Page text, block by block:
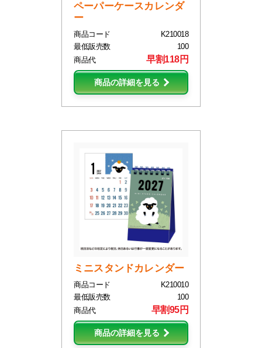
ペーパーケースカレンダ
ー
商品コード
K210018
最低販売数
100
商品代
早割118円
商品の詳細を見る
ミニスタンドカレンダー
商品コード
K210010
最低販売数
100
商品代
早割95円
商品の詳細を見る